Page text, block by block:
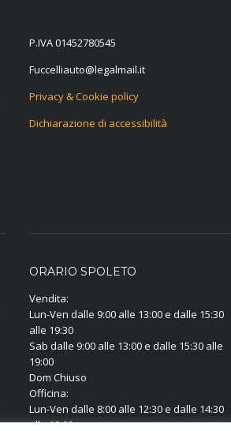
P.IVA 01452780545
ti.liamlagel
@otuailleccuF
Privacy & Cookie policy
Dichiarazione di accessibilità
ORARIO SPOLETO
Vendita:
Lun-Ven dalle 9:00 alle 13:00 e dalle 15:30
alle 19:30
Sab dalle 9:00 alle 13:00 e dalle 15:30 alle
19:00
Dom Chiuso
Officina:
Lun-Ven dalle 8:00 alle 12:30 e dalle 14:30
alle 18:00